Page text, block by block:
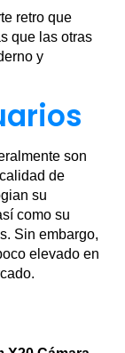
retro que
que las otras
y
son
de
su
como su
Sin embargo,
elevado en